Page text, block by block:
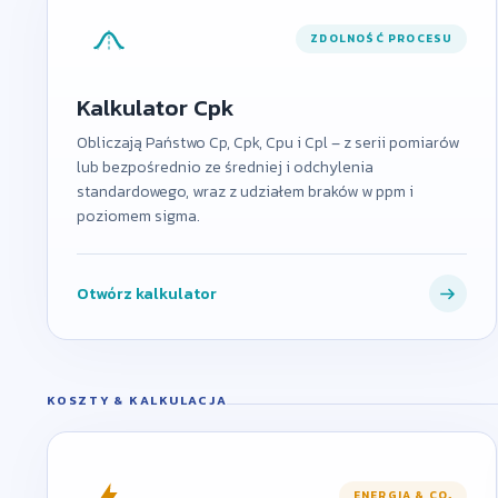
ZDOLNOŚĆ PROCESU
Kalkulator Cpk
Obliczają Państwo Cp, Cpk, Cpu i Cpl – z serii pomiarów
lub bezpośrednio ze średniej i odchylenia
standardowego, wraz z udziałem braków w ppm i
poziomem sigma.
Otwórz kalkulator
KOSZTY & KALKULACJA